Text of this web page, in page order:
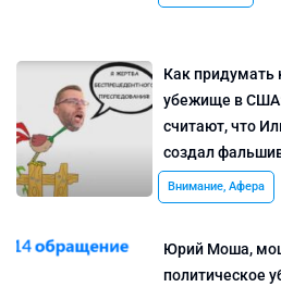
Как придумать
убежище в
считают, что
создал
Внимание, Афера
Юрий Моша,
политическое